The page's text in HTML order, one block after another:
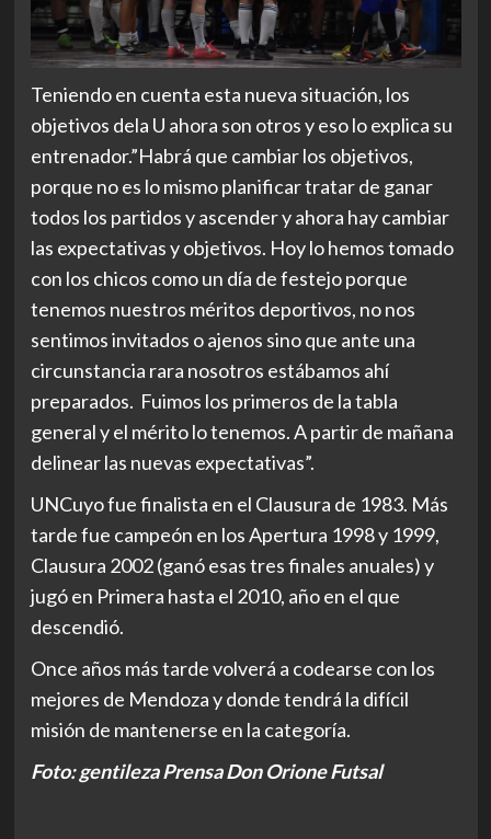
Teniendo en cuenta esta nueva situación, los
objetivos dela U ahora son otros y eso lo explica su
entrenador.”Habrá que cambiar los objetivos,
porque no es lo mismo planificar tratar de ganar
todos los partidos y ascender y ahora hay cambiar
las expectativas y objetivos. Hoy lo hemos tomado
con los chicos como un día de festejo porque
tenemos nuestros méritos deportivos, no nos
sentimos invitados o ajenos sino que ante una
circunstancia rara nosotros estábamos ahí
preparados. Fuimos los primeros de la tabla
general y el mérito lo tenemos. A partir de mañana
delinear las nuevas expectativas”.
UNCuyo fue finalista en el Clausura de 1983. Más
tarde fue campeón en los Apertura 1998 y 1999,
Clausura 2002 (ganó esas tres finales anuales) y
jugó en Primera hasta el 2010, año en el que
descendió.
Once años más tarde volverá a codearse con los
mejores de Mendoza y donde tendrá la difícil
misión de mantenerse en la categoría.
Foto: gentileza Prensa Don Orione Futsal